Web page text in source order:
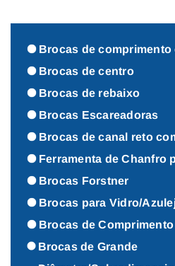
Brocas de comprimento
Brocas de centro
Brocas de rebaixo
Brocas Escareadoras
Brocas de canal reto
Ferramenta de Chanfro
Brocas Forstner
Brocas para Vidro/
Brocas de
Brocas de Grande